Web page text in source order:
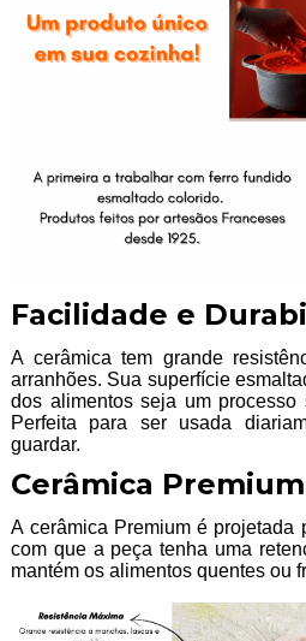
Facilidade e
A cerâmica tem grande
arranhões. Sua superfície
dos alimentos seja um processo
Perfeita para ser usada
guardar.
Cerâmica Premium
A cerâmica Premium é projetada
com que a peça tenha uma
mantém os alimentos quentes ou